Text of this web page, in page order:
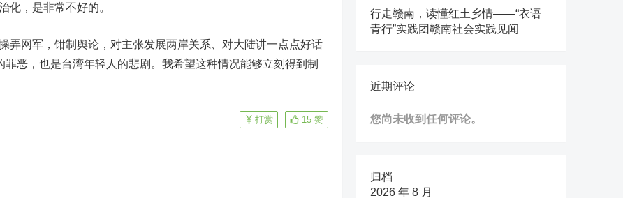
化，是非常不好的。
网军，钳制舆论，对主张发展两岸关系、对大陆讲一点点好话
罪恶，也是台湾年轻人的悲剧。我希望这种情况能够立刻得到制
15 赞
打赏
行走赣南，读懂红土乡情——“衣语
青行”实践团赣南社会实践见闻
近期评论
您尚未收到任何评论。
归档
2026 年 8 月